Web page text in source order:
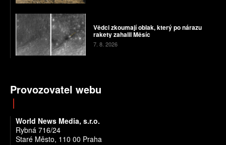
Vědci zkoumají oblak, který po nárazu
rakety zahalil Měsíc
7. 8. 2026
Provozovatel webu
World News Media, s.r.o.
Rybná 716/24
Staré Město, 110 00 Praha